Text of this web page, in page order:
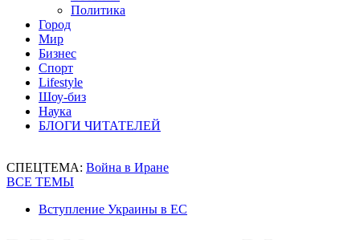
Политика
Город
Мир
Бизнес
Спорт
Lifestyle
Шоу-биз
Наука
БЛОГИ ЧИТАТЕЛЕЙ
СПЕЦТЕМА: Война в Иране
ВСЕ ТЕМЫ
Вступление Украины в ЕС